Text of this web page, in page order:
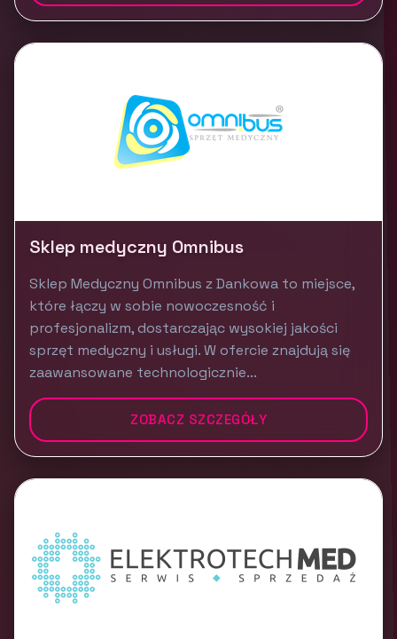
Sklep medyczny Omnibus
Sklep Medyczny Omnibus z Dankowa to miejsce,
które łączy w sobie nowoczesność i
profesjonalizm, dostarczając wysokiej jakości
sprzęt medyczny i usługi. W ofercie znajdują się
zaawansowane technologicznie...
ZOBACZ SZCZEGÓŁY